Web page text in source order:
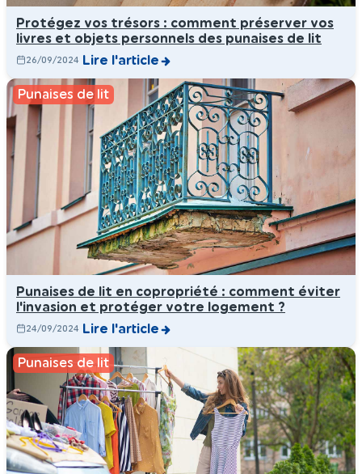
Protégez vos trésors : comment préserver vos
livres et objets personnels des punaises de lit
26/09/2024 Lire l'article
Punaises de lit
Punaises de lit en copropriété : comment éviter
l'invasion et protéger votre logement ?
24/09/2024 Lire l'article
Punaises de lit